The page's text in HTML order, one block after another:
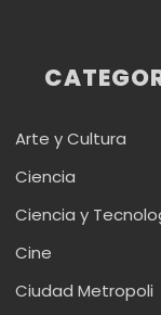
Arte y Cultura
Ciencia
Ciencia y
Cine
Ciudad Metropoli